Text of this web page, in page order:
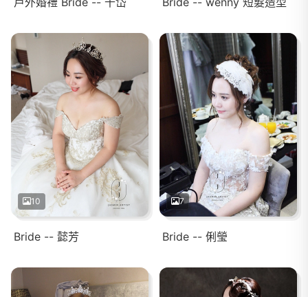
10
Bride -- 懿芳
7
Bride -- 俐瑩